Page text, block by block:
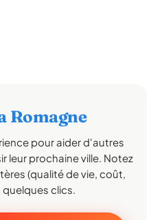
Romagne
pour aider d'autres
leur prochaine ville. Notez
(qualité de vie, coût,
quelques clics.